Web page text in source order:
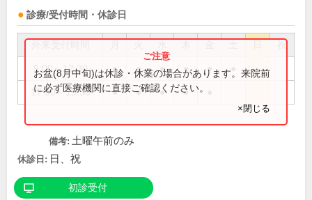
診療/受付時間・休診日
祝
9:00～12:30 ● ● ● ● ●
17:00～19:30 ● ● ● ●
お盆(8月中旬)は休診・休業の場合があります。来院前
に必ず医療機関に直接ご確認ください。
×閉じる
備考: 土曜午前のみ
休診日: 日、祝
初診受付